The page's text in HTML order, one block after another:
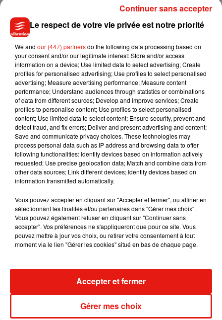
qu’elle avait alors senti quelque chose dans son œil, pensant
à un mauvais coup de vent.
Musique
7 août 2026
Julien Lieb s’essaye à la vie de chatelain
dans son nouveau clip
7 août 2026
Madonna sort enfin le remix de « Love
Sensation » avec Kylie Minogue
Tayc et Didi B dévoilent le single le plus
dansant de l’année
7 août 2026
collaboration tant attendue
Le respect de votre vie privée est notre priorité
We and our (447) partnersdo the following data processing based on
your consent and/or our legitimate interest: Store and/or access
information on a device; Use limited data to select advertising; Create
profiles for personalised advertising; Use profiles to select personalised
advertising; Measure advertising performance; Measure content
performance; Understand audiences through statistics or combinations
of data from different sources; Develop and improve services; Create
profiles to personalise content; Use profiles to select personalised
content; Use limited data to select content; Ensure security, prevent and
detect fraud, and fix errors; Deliver and present advertising and content;
Save and communicate privacy choices. These technologies may
process personal data such as IP address and browsing data to offer
following functionalities: Identify devices based on information actively
requested; Use precise geolocation data; Match and combine data from
other data sources; Link different devices; Identify devices based on
information transmitted automatically.
Vous pouvez accepter en cliquant sur "Accepter et fermer", ou affiner en
sélectionnant les finalités et/ou partenaires dans "Gérer mes choix".
Vous pouvez également refuser en cliquant sur "Continuer sans
accepter". Vos préférences ne s'appliqueront que pour ce site. Vous
pouvez mettre à jour vos choix, ou retirer votre consentement à tout
moment via le lien "Gérer les cookies" situé en bas de chaque page.
Gérer mes choix
Accepter et fermer
Continuer sans accepter